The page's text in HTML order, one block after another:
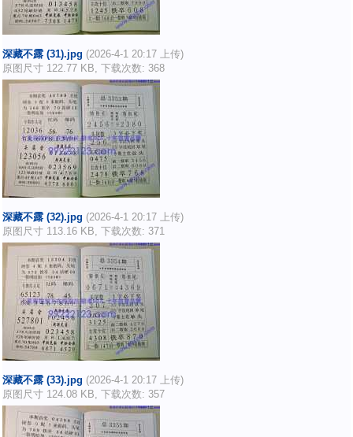
深藏不露 (31).jpg (2026-4-1 20:17 上传)
原图尺寸 122.77 KB, 下载次数: 368
深藏不露 (32).jpg (2026-4-1 20:17 上传)
原图尺寸 113.16 KB, 下载次数: 371
深藏不露 (33).jpg (2026-4-1 20:17 上传)
原图尺寸 124.08 KB, 下载次数: 357